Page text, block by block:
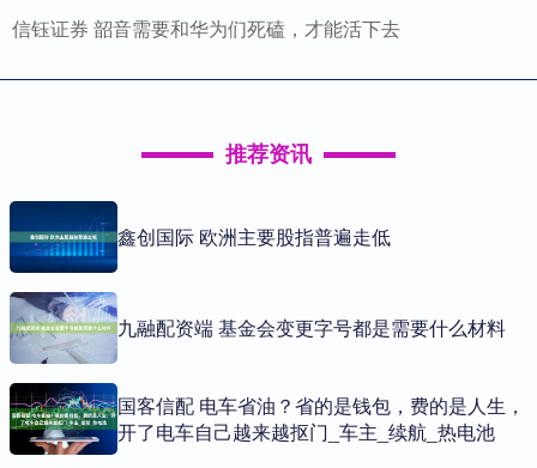
信钰证券 韶音需要和华为们死磕，才能活下去
推荐资讯
鑫创国际 欧洲主要股指普遍走低
九融配资端 基金会变更字号都是需要什么材料
国客信配 电车省油？省的是钱包，费的是人生，
开了电车自己越来越抠门_车主_续航_热电池